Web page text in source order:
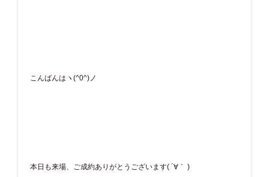
こんばんはヽ(^0^)ノ
本日も来場、ご成約ありがとうございます( ´∀｀ )